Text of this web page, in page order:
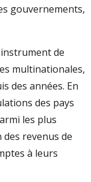
gouvernements,
de
multinationales,
des années. En
des pays
les plus
revenus de
à leurs